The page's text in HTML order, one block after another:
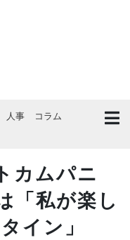
人事
コラム
カムパニ
「私が楽し
イン」